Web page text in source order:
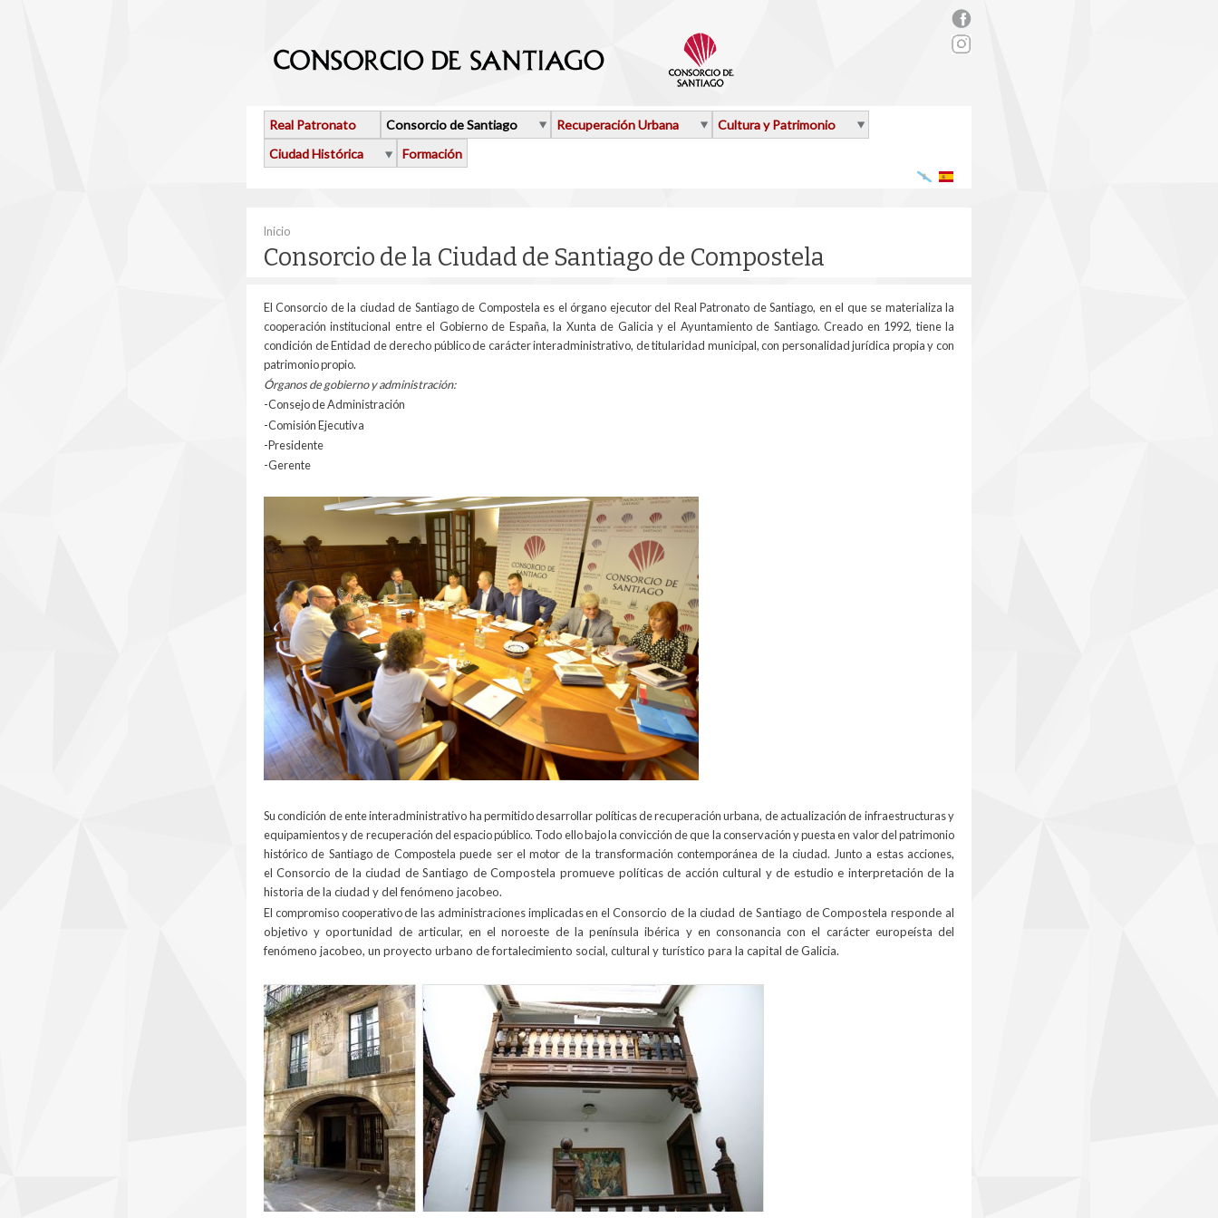
rs_facebook.png
Real Patronato Consorcio de Santiago Recuperación Urbana
Cultura y Patrimonio
Ciudad Histórica
Formación
Se encuentra usted aquí
Inicio
Consorcio de la Ciudad de Santiago de Compostela
El Consorcio de la ciudad de Santiago de Compostela es el órgano ejecutor del Real Patronato de Santiago, en el que se materializa la
cooperación institucional entre el Gobierno de España, la Xunta de Galicia y el Ayuntamiento de Santiago. Creado en 1992, tiene la
condición de Entidad de derecho público de carácter interadministrativo, de titularidad municipal, con personalidad jurídica propia y con
patrimonio propio.
Órganos de gobierno y administración:
-Consejo de Administración
-Comisión Ejecutiva
-Presidente
-Gerente
Su condición de ente interadministrativo ha permitido desarrollar políticas de recuperación urbana, de actualización de infraestructuras y
equipamientos y de recuperación del espacio público. Todo ello bajo la convicción de que la conservación y puesta en valor del patrimonio
histórico de Santiago de Compostela puede ser el motor de la transformación contemporánea de la ciudad. Junto a estas acciones,
el Consorcio de la ciudad de Santiago de Compostela promueve políticas de acción cultural y de estudio e interpretación de la
historia de la ciudad y del fenómeno jacobeo.
El compromiso cooperativo de las administraciones implicadas en el Consorcio de la ciudad de Santiago de Compostelaresponde al
objetivo y oportunidad de articular, en el noroeste de la península ibérica y en consonancia con el carácter europeísta del
fenómeno jacobeo, un proyecto urbano de fortalecimiento social, cultural y turístico para la capital de Galicia.